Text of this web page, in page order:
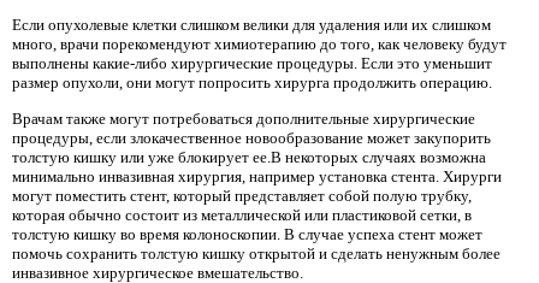
Если опухолевые клетки слишком велики для удаления или их слишком
много, врачи порекомендуют химиотерапию до того, как человеку будут
выполнены какие-либо хирургические процедуры. Если это уменьшит
размер опухоли, они могут попросить хирурга продолжить операцию.
Врачам также могут потребоваться дополнительные хирургические
процедуры, если злокачественное новообразование может закупорить
толстую кишку или уже блокирует ее.В некоторых случаях возможна
минимально инвазивная хирургия, например установка стента. Хирурги
могут поместить стент, который представляет собой полую трубку,
которая обычно состоит из металлической или пластиковой сетки, в
толстую кишку во время колоноскопии. В случае успеха стент может
помочь сохранить толстую кишку открытой и сделать ненужным более
инвазивное хирургическое вмешательство.